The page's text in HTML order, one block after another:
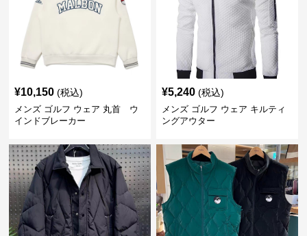
¥10,150 (税込)
メンズ ゴルフ ウェア 丸首 ウ
インドブレーカー
¥5,240 (税込)
メンズ ゴルフ ウェア キルティ
ングアウター